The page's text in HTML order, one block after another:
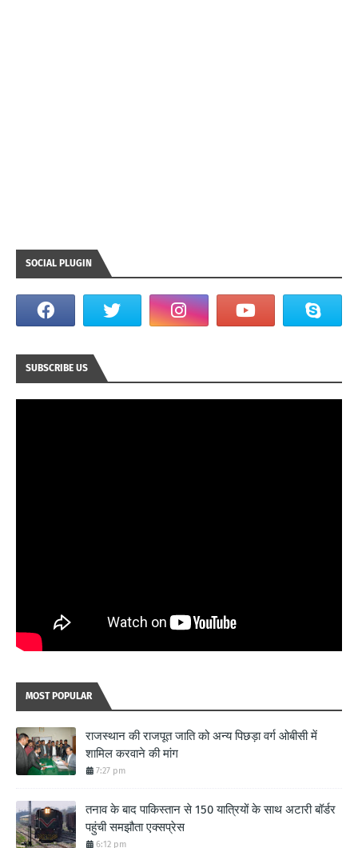
SOCIAL PLUGIN
SUBSCRIBE US
MOST POPULAR
राजस्थान की राजपूत जाति को अन्य पिछड़ा वर्ग ओबीसी में
शामिल करवाने की मांग
7:27 pm
तनाव के बाद पाकिस्तान से 150 यात्रियों के साथ अटारी बॉर्डर
पहुंची समझौता एक्सप्रेस
6:12 pm